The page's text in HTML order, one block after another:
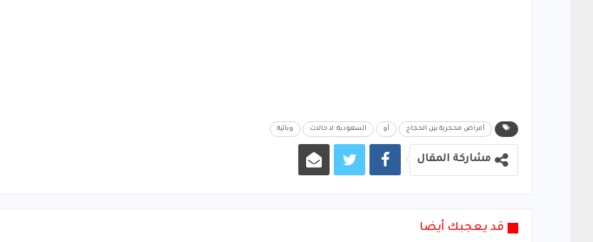
أمراض محجرية بين الحجاج أو السعودية: لا حالات وبائية
مشاركة المقال
قد يعجبك أيضا